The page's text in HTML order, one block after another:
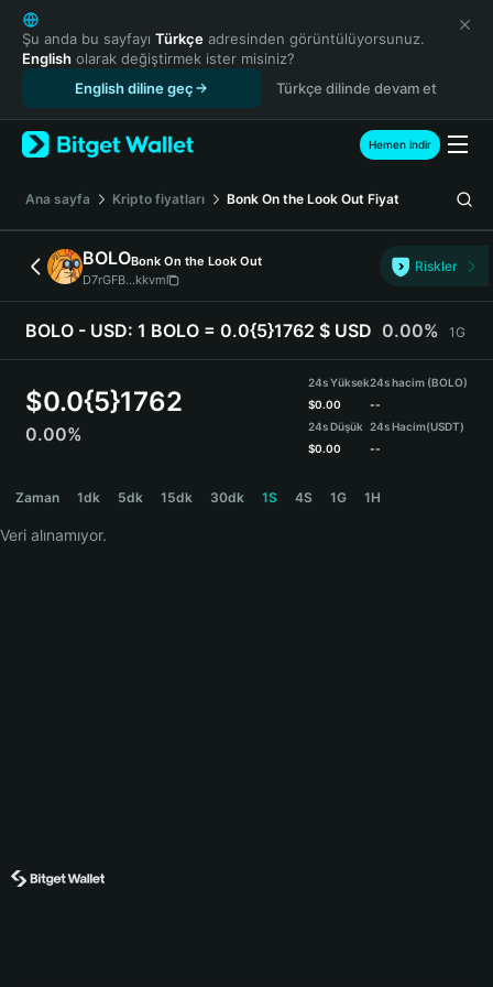
English
日本語
Tiếng Việt
Español (Latinoamérica)
Türkçe
Français
Deutsch
简体中文
繁體中文
Português (Portugal)
Bahasa Indonesia
ภาษาไทย
Español
Español (Argentina)
Şu anda bu sayfayı Türkçe adresinden görüntülüyorsunuz.
English olarak değiştirmek ister misiniz?
English diline geç
Türkçe dilinde devam et
Hemen indir
Ana sayfa Kripto fiyatları Bonk On the Look Out Fiyat
BOLOBonk On the Look Out
D7rGFB...kkvm
Riskler
BOLO - USD: 1 BOLO = 0.0{5}1762 $ USD 0.00% 1G
$0.0{5}1762
0.00%
24s Yüksek
$0.00
24s Düşük
$0.00
24s hacim (BOLO)
--
24s Hacim(USDT)
--
Zaman 1dk 5dk 15dk 30dk 1S 4S 1G 1H
Veri alınamıyor.